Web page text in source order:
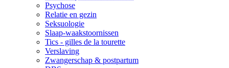
Psychose
Relatie en gezin
Seksuologie
Slaap-waakstoornissen
Tics - gilles de la tourette
Verslaving
Zwangerschap & postpartum